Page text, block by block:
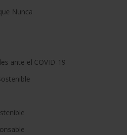
Nunca
ante el COVID-19